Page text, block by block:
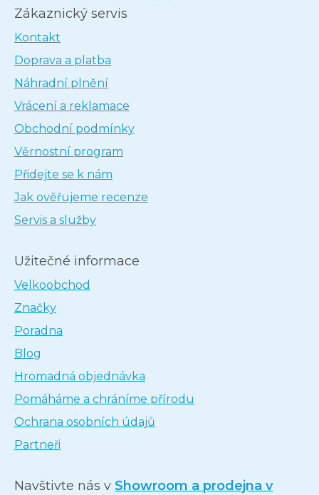
Zákaznický servis
Kontakt
Doprava a platba
Náhradní plnění
Vrácení a reklamace
Obchodní podmínky
Věrnostní program
Přidejte se k nám
Jak ověřujeme recenze
Servis a služby
Užitečné informace
Velkoobchod
Značky
Poradna
Blog
Hromadná objednávka
Pomáháme a chráníme přírodu
Ochrana osobních údajů
Partneři
Navštivte nás v Showroom a prodejna v